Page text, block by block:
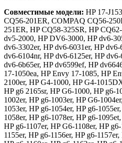
Совместимые модели: HP 17-
CQ56-201ER, COMPAQ CQ56-
251ER, HP CQ58-325SR, HP
dv5-2000, HP DV6-3000, HP dv6-
dv6-3302er, HP dv6-6031er, HP
dv6-6104nr, HP dv6-6125er, HP
dv6-6b65er, HP dv6599ef, HP
17-1050ea, HP Envy 17-1085, HP
2100er, HP G4-1000, HP G4-
HP g6 2165sr, HP G6-1000, HP g6-
1002er, HP g6-1003er, HP G6-
1053er, HP g6-1054er, HP g6-
1058er, HP g6-1078er, HP g6-
HP g6-1107er, HP G6-1108er, HP
1155er, HP g6-1156er, HP g6-